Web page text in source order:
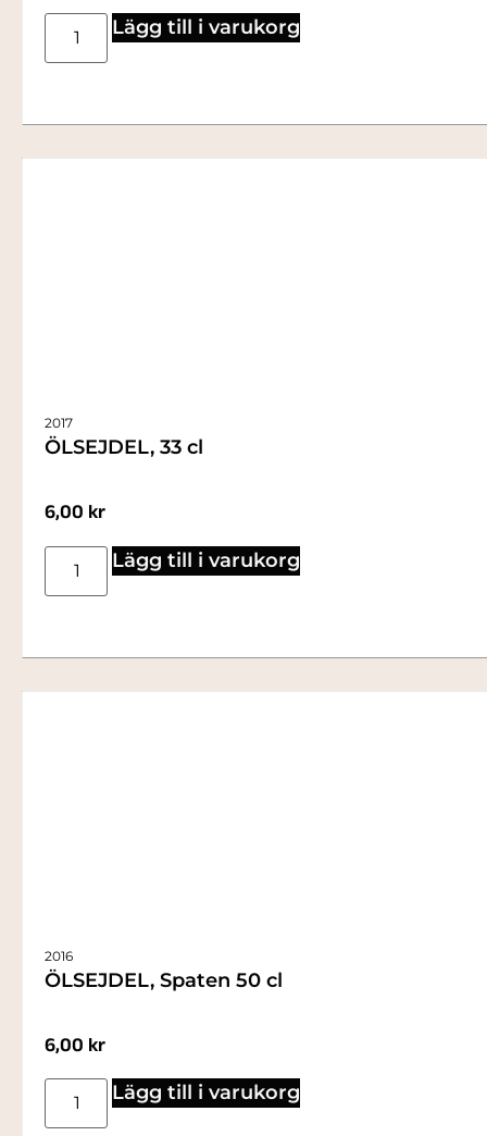
Lägg till i varukorg
2017
ÖLSEJDEL, 33 cl
6,00 kr
Lägg till i varukorg
2016
ÖLSEJDEL, Spaten 50 cl
6,00 kr
Lägg till i varukorg